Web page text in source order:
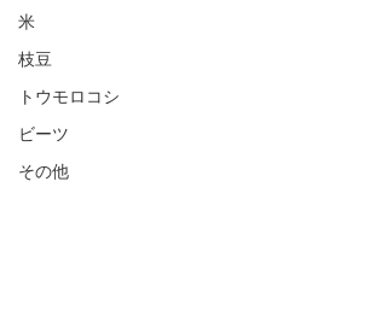
米
枝豆
トウモロコシ
ビーツ
その他